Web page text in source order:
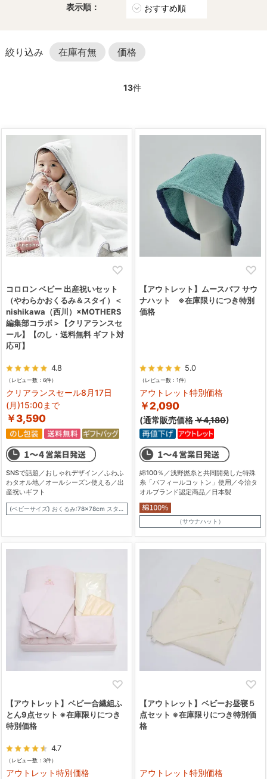
表示順：
在庫有無 価格
13件
コロロン ベビー 出産祝いセット
（やわらかおくるみ＆スタイ）＜
nishikawa（西川）×MOTHERS
編集部コラボ＞【クリアランスセ
ール】【のし・送料無料 ギフト対
応可】
4.8
（レビュー数：6件）
クリアランスセール8月17日
(月)15:00まで
￥3,590
SNSで話題／おしゃれデザイン／ふわふ
わタオル地／オールシーズン使える／出
産祝いギフト
(ベビーサイズ) おくるみ:78×78cm スタイ:約23×30cm
【アウトレット】ムースパフ サウ
ナハット ※在庫限りにつき特別
価格
5.0
（レビュー数：1件）
アウトレット特別価格
￥2,090
(通常販売価格￥4,180)
綿100％／浅野撚糸と共同開発した特殊
糸「パフィールコットン」使用／今治タ
オルブランド認定商品／日本製
（サウナハット）
【アウトレット】ベビー合繊組ふ
とん9点セット ※在庫限りにつき
特別価格
4.7
（レビュー数：3件）
アウトレット特別価格
【アウトレット】ベビーお昼寝５
点セット ※在庫限りにつき特別価
格
アウトレット特別価格